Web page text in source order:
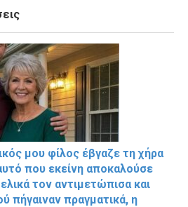
μου φίλος έβγαζε τη χήρα
που εκείνη αποκαλούσε
τον αντιμετώπισα και
πήγαιναν πραγματικά, η